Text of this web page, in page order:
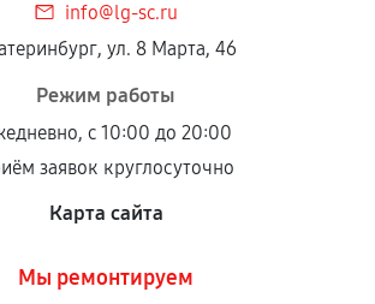
была выполнена нашим сервисным
на сами комплектующие
качество сторонних деталей
ответственности не несет.
info@lg-sc.ru
ул. 8 Марта, 46
Режим работы
с 10:00 до 20:00
заявок круглосуточно
Карта сайта
Мы ремонтируем